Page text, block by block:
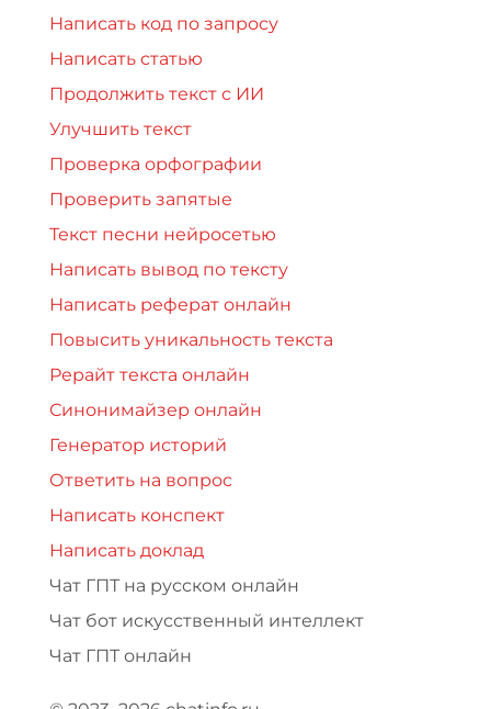
Написать код по запросу
Написать статью
Продолжить текст с ИИ
Улучшить текст
Проверка орфографии
Проверить запятые
Текст песни нейросетью
Написать вывод по тексту
Написать реферат онлайн
Повысить уникальность текста
Рерайт текста онлайн
Синонимайзер онлайн
Генератор историй
Ответить на вопрос
Написать конспект
Написать доклад
Чат ГПТ на русском онлайн
Чат бот искусственный интеллект
Чат ГПТ онлайн